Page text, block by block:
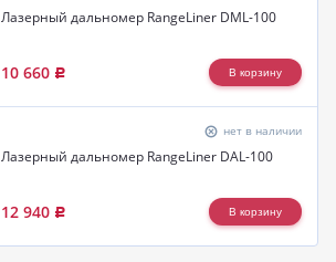
Лазерный дальномер RangeLiner DML-100
10 660 Р
нет в наличии
Лазерный дальномер RangeLiner DAL-100
12 940 Р